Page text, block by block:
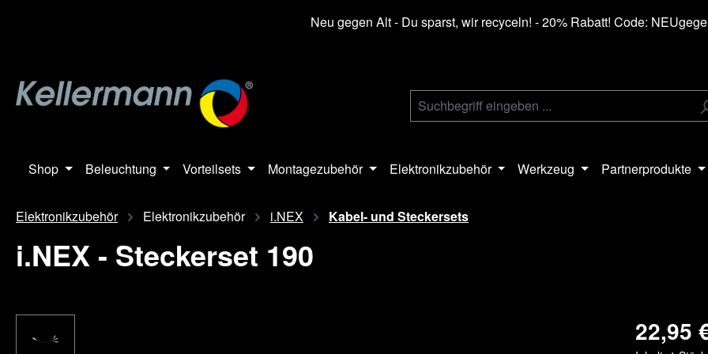
Neu gegen Alt - Du sparst, wir recyceln! - 20% Rabatt! Code:
Shop Beleuchtung Vorteilsets Montagezubehör Elektronikzubehör Werkzeug Partnerprodukte
Elektronikzubehör Elektronikzubehör i.NEX Kabel- und Steckersets
i.NEX - Steckerset 190
22,95